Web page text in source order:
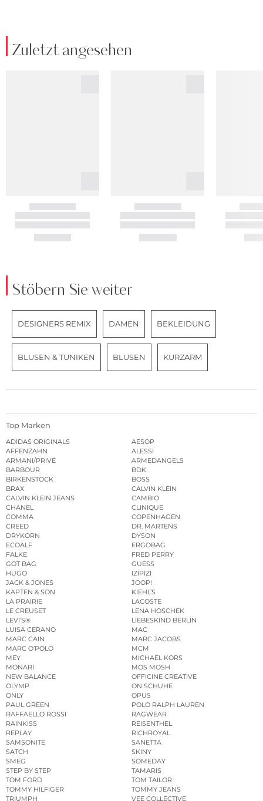
Zuletzt angesehen
Stöbern Sie weiter
DESIGNERS REMIX DAMEN BEKLEIDUNG
BLUSEN & TUNIKEN BLUSEN KURZARM
Top Marken
ADIDAS ORIGINALS
AESOP
AFFENZAHN
ALESSI
ARMANI/PRIVÉ
ARMEDANGELS
BARBOUR
BDK
BIRKENSTOCK
BOSS
BRAX
CALVIN KLEIN
CALVIN KLEIN JEANS
CAMBIO
CHANEL
CLINIQUE
COMMA
COPENHAGEN
CREED
DR. MARTENS
DRYKORN
DYSON
ECOALF
ERGOBAG
FALKE
FRED PERRY
GOT BAG
GUESS
HUGO
IZIPIZI
JACK & JONES
JOOP!
KAPTEN & SON
KIEHL’S
LA PRAIRIE
LACOSTE
LE CREUSET
LENA HOSCHEK
LEVI’S®
LIEBESKIND BERLIN
LUISA CERANO
MAC
MARC CAIN
MARC JACOBS
MARC O’POLO
MCM
MEY
MICHAEL KORS
MONARI
MOS MOSH
NEW BALANCE
OFFICINE CREATIVE
OLYMP
ON SCHUHE
ONLY
OPUS
PAUL GREEN
POLO RALPH LAUREN
RAFFAELLO ROSSI
RAGWEAR
RAINKISS
REISENTHEL
REPLAY
RICHROYAL
SAMSONITE
SANETTA
SATCH
SKINY
SMEG
SOMEDAY
STEP BY STEP
TAMARIS
TOM FORD
TOM TAILOR
TOMMY HILFIGER
TOMMY JEANS
TRIUMPH
VEE COLLECTIVE